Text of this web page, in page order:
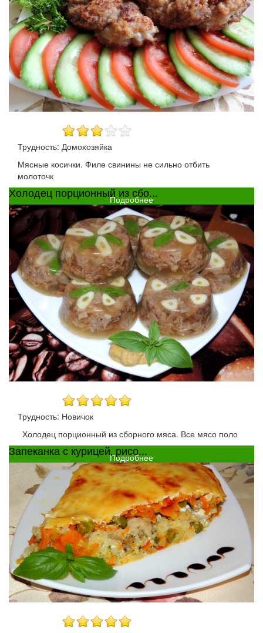
Трудность: Домохозяйка
Мясные косички. Филе свинины не сильно отбить
молоточк
Подробнее
Холодец порционный из сбо...
Трудность: Новичок
Холодец порционный из сборного мяса. Все мясо поло
Подробнее
Запеканка с курицей, рисо...